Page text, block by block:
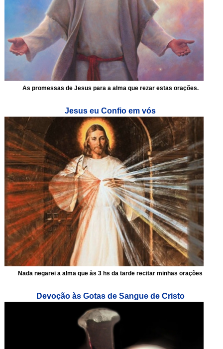
As promessas de Jesus para a alma que rezar estas orações.
Jesus eu Confio em vós
Nada negarei a alma que às 3 hs da tarde recitar minhas orações
Devoção às Gotas de Sangue de Cristo